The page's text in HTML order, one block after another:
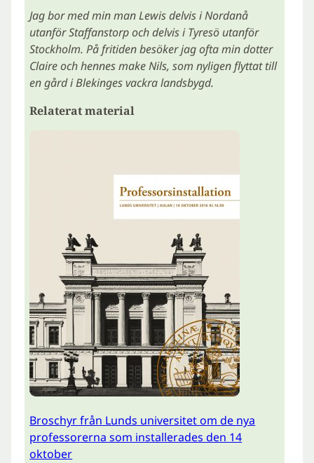
Jag bor med min man Lewis delvis i Nordanå
utanför Staffanstorp och delvis i Tyresö utanför
Stockholm. På fritiden besöker jag ofta min dotter
Claire och hennes make Nils, som nyligen flyttat till
en gård i Blekinges vackra landsbygd.
Relaterat material
Broschyr från Lunds universitet om de nya
professorerna som installerades den 14
oktober